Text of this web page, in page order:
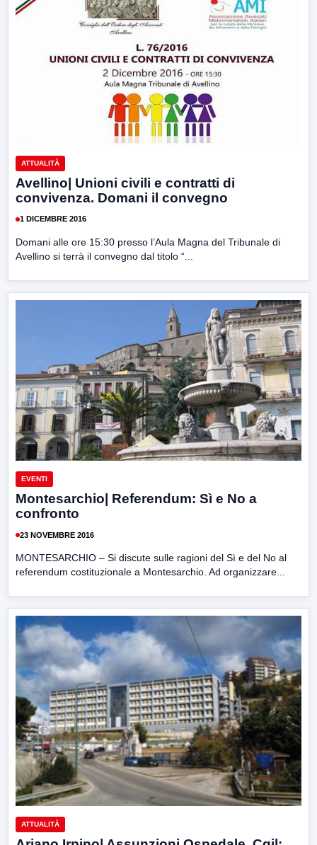
ATTUALITÀ
Avellino| Unioni civili e contratti di
convivenza. Domani il convegno
1 DICEMBRE 2016
Domani alle ore 15:30 presso l’Aula Magna del Tribunale di
Avellino si terrà il convegno dal titolo “...
EVENTI
Montesarchio| Referendum: Sì e No a
confronto
23 NOVEMBRE 2016
MONTESARCHIO – Si discute sulle ragioni del Sì e del No al
referendum costituzionale a Montesarchio. Ad organizzare...
ATTUALITÀ